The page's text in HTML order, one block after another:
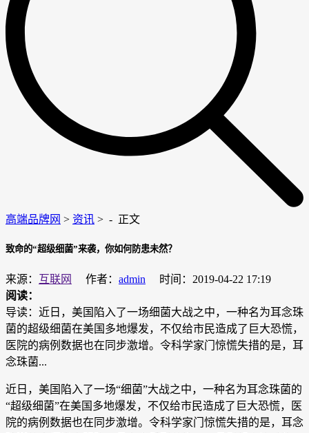
高端品牌网 > 资讯 > - 正文
致命的“超级细菌”来袭，你如何防患未然？
来源： 互联网 作者： admin
时间：2019-04-22 17:19
阅读：
导读：近日，美国陷入了一场细菌大战之中，一种名为耳念珠
菌的超级细菌在美国多地爆发，不仅给市民造成了巨大恐慌，
医院的病例数据也在同步激增。令科学家门惊慌失措的是，耳
念珠菌...
近日，美国陷入了一场“细菌”大战之中，一种名为耳念珠菌的
“超级细菌”在美国多地爆发，不仅给市民造成了巨大恐慌，医
院的病例数据也在同步激增。令科学家门惊慌失措的是，耳念